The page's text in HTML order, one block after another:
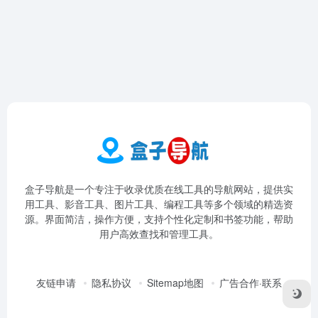
盒子导航是一个专注于收录优质在线工具的导航网站，提供实
用工具、影音工具、图片工具、编程工具等多个领域的精选资
源。界面简洁，操作方便，支持个性化定制和书签功能，帮助
用户高效查找和管理工具。
友链申请 隐私协议 Sitemap地图 广告合作·联系